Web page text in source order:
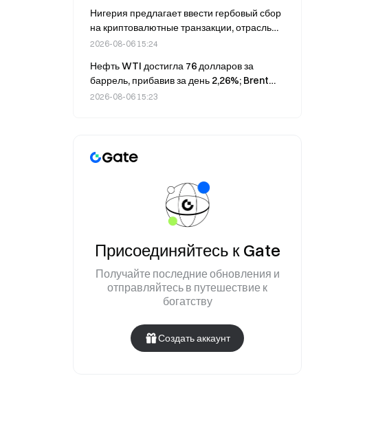
компаний на сумму свыше 300 млн
долларов
Нигерия предлагает ввести гербовый сбор
на криптовалютные транзакции, отрасль
предупреждает о последствиях для рынка
2026-08-06 15:24
Нефть WTI достигла 76 долларов за
баррель, прибавив за день 2,26%; Brent
подорожала до 81,64 доллара.
2026-08-06 15:23
Присоединяйтесь к Gate
Получайте последние обновления и
отправляйтесь в путешествие к
богатству
Создать аккаунт